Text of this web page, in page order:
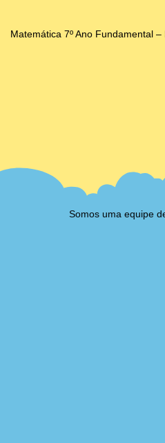
Matemática 7º Ano Fundamental
Somos uma equipe